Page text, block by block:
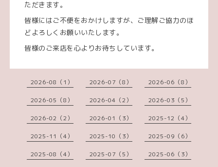
ただきます。
皆様にはご不便をおかけしますが、ご理解ご協力のほ
どよろしくお願いいたします。
皆様のご来店を心よりお待ちしています。
2026-08（1） 2026-07（8） 2026-06（8）
2026-05（8） 2026-04（2） 2026-03（5）
2026-02（2） 2026-01（3） 2025-12（4）
2025-11（4） 2025-10（3） 2025-09（6）
2025-08（4） 2025-07（5） 2025-06（3）